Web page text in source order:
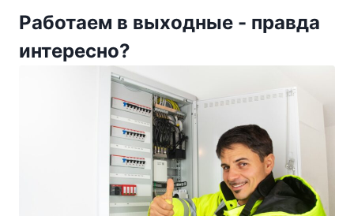
Работаем в выходные - правда
интересно?